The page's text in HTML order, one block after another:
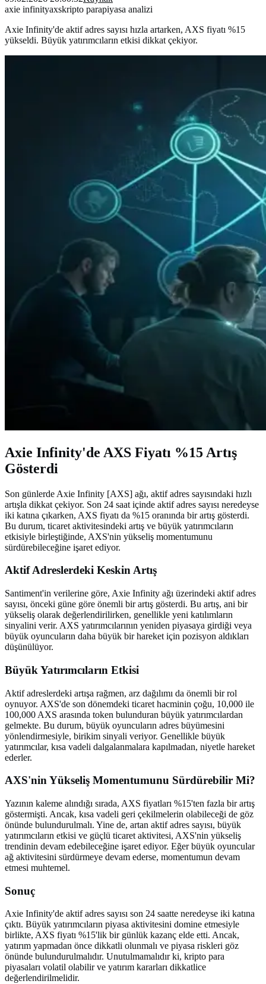
axie infinityaxskripto parapiyasa analizi
Axie Infinity'de aktif adres sayısı hızla artarken, AXS fiyatı %15
yükseldi. Büyük yatırımcıların etkisi dikkat çekiyor.
Axie Infinity'de AXS Fiyatı %15 Artış
Gösterdi
Son günlerde Axie Infinity [AXS] ağı, aktif adres sayısındaki hızlı
artışla dikkat çekiyor. Son 24 saat içinde aktif adres sayısı neredeyse
iki katına çıkarken, AXS fiyatı da %15 oranında bir artış gösterdi.
Bu durum, ticaret aktivitesindeki artış ve büyük yatırımcıların
etkisiyle birleştiğinde, AXS'nin yükseliş momentumunu
sürdürebileceğine işaret ediyor.
Aktif Adreslerdeki Keskin Artış
Santiment'in verilerine göre, Axie Infinity ağı üzerindeki aktif adres
sayısı, önceki güne göre önemli bir artış gösterdi. Bu artış, ani bir
yükseliş olarak değerlendirilirken, genellikle yeni katılımların
sinyalini verir. AXS yatırımcılarının yeniden piyasaya girdiği veya
büyük oyuncuların daha büyük bir hareket için pozisyon aldıkları
düşünülüyor.
Büyük Yatırımcıların Etkisi
Aktif adreslerdeki artışa rağmen, arz dağılımı da önemli bir rol
oynuyor. AXS'de son dönemdeki ticaret hacminin çoğu, 10,000 ile
100,000 AXS arasında token bulunduran büyük yatırımcılardan
gelmekte. Bu durum, büyük oyuncuların adres büyümesini
yönlendirmesiyle, birikim sinyali veriyor. Genellikle büyük
yatırımcılar, kısa vadeli dalgalanmalara kapılmadan, niyetle hareket
ederler.
AXS'nin Yükseliş Momentumunu Sürdürebilir Mi?
Yazının kaleme alındığı sırada, AXS fiyatları %15'ten fazla bir artış
göstermişti. Ancak, kısa vadeli geri çekilmelerin olabileceği de göz
önünde bulundurulmalı. Yine de, artan aktif adres sayısı, büyük
yatırımcıların etkisi ve güçlü ticaret aktivitesi, AXS'nin yükseliş
trendinin devam edebileceğine işaret ediyor. Eğer büyük oyuncular
ağ aktivitesini sürdürmeye devam ederse, momentumun devam
etmesi muhtemel.
Sonuç
Axie Infinity'de aktif adres sayısı son 24 saatte neredeyse iki katına
çıktı. Büyük yatırımcıların piyasa aktivitesini domine etmesiyle
birlikte, AXS fiyatı %15'lik bir günlük kazanç elde etti. Ancak,
yatırım yapmadan önce dikkatli olunmalı ve piyasa riskleri göz
önünde bulundurulmalıdır. Unutulmamalıdır ki, kripto para
piyasaları volatil olabilir ve yatırım kararları dikkatlice
değerlendirilmelidir.